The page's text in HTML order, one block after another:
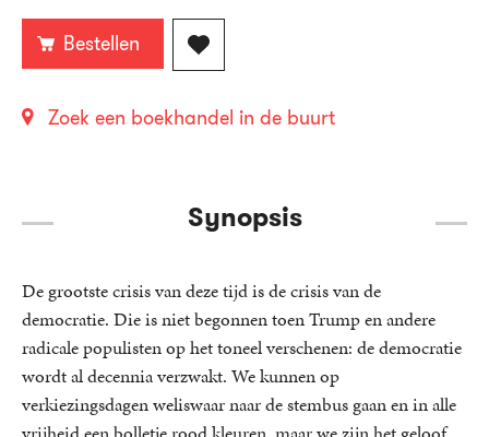
Bestellen
Zoek een boekhandel in de buurt
Synopsis
De grootste crisis van deze tijd is de crisis van de
democratie. Die is niet begonnen toen Trump en andere
radicale populisten op het toneel verschenen: de democratie
wordt al decennia verzwakt. We kunnen op
verkiezingsdagen weliswaar naar de stembus gaan en in alle